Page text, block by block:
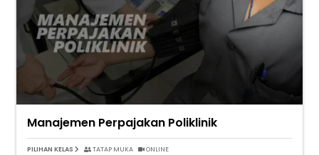
Manajemen Perpajakan Poliklinik
PILIHAN KELAS TATAP MUKA ONLINE